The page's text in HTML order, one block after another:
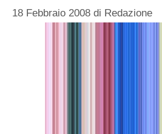
18 Febbraio 2008 di Redazione